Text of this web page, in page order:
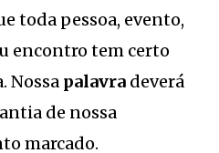
toda pessoa, evento,
encontro tem certo
Nossa palavra deverá
de nossa
marcado.